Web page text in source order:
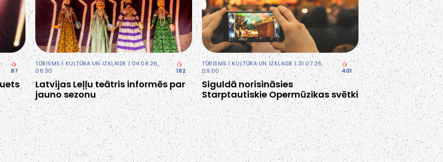
87
TŪRISMS|KULTŪRA UN IZKLAIDE | 04.08.26,
08:30
182
Latvijas Leļļu teātris informēs par
jauno sezonu
TŪRISMS|KULTŪRA UN IZKLAIDE | 31.07.26,
09:00
401
Siguldā norisināsies
Starptautiskie Opermūzikas svētki